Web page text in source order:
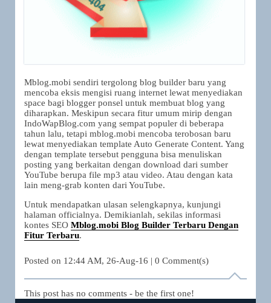
Mblog.mobi sendiri tergolong blog builder baru yang
mencoba eksis mengisi ruang internet lewat menyediakan
space bagi blogger ponsel untuk membuat blog yang
diharapkan. Meskipun secara fitur umum mirip dengan
IndoWapBlog.com yang sempat populer di beberapa
tahun lalu, tetapi mblog.mobi mencoba terobosan baru
lewat menyediakan template Auto Generate Content. Yang
dengan template tersebut pengguna bisa menuliskan
posting yang berkaitan dengan download dari sumber
YouTube berupa file mp3 atau video. Atau dengan kata
lain meng-grab konten dari YouTube.
Untuk mendapatkan ulasan selengkapnya, kunjungi
halaman officialnya. Demikianlah, sekilas informasi
kontes SEO Mblog.mobi Blog Builder Terbaru Dengan
Fitur Terbaru.
Posted on 12:44 AM, 26-Aug-16 | 0 Comment(s)
This post has no comments - be the first one!